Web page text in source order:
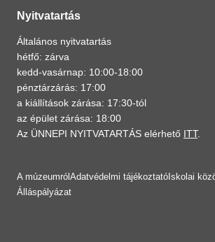
Nyitvatartás
Általános nyitvatartás
hétfő: zárva
kedd-vasárnap: 10:00-18:00
pénztárzárás: 17:00
a kiállítások zárása: 17:30-tól
az épület zárása: 18:00
Az ÜNNEPI NYITVATARTÁS elérhető ITT.
A múzeumról Adatvédelmi tájékoztató Iskolai
Álláspályázat